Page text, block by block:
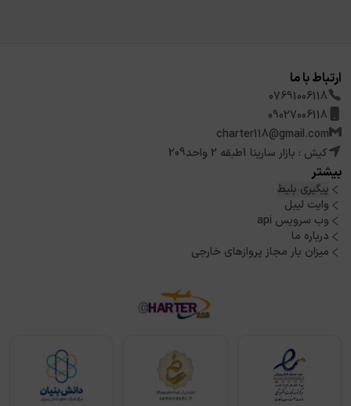
ارتباط با ما
07691006118
09027006118
charter118@gmail.com
کیش : بازار سارینا 1طبقه 2 واحد209
بیشتر
پیگیری بلیط
وایت لیبل
وب سرویس api
درباره ما
میزان بار مجاز پروازهای خارجی